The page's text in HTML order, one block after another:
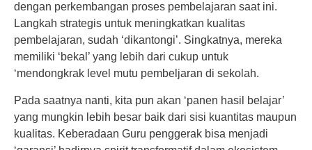
dengan perkembangan proses pembelajaran saat ini.
Langkah strategis untuk meningkatkan kualitas
pembelajaran, sudah ‘dikantongi’. Singkatnya, mereka
memiliki ‘bekal’ yang lebih dari cukup untuk
‘mendongkrak level mutu pembeljaran di sekolah.
Pada saatnya nanti, kita pun akan ‘panen hasil belajar’
yang mungkin lebih besar baik dari sisi kuantitas maupun
kualitas. Keberadaan Guru penggerak bisa menjadi